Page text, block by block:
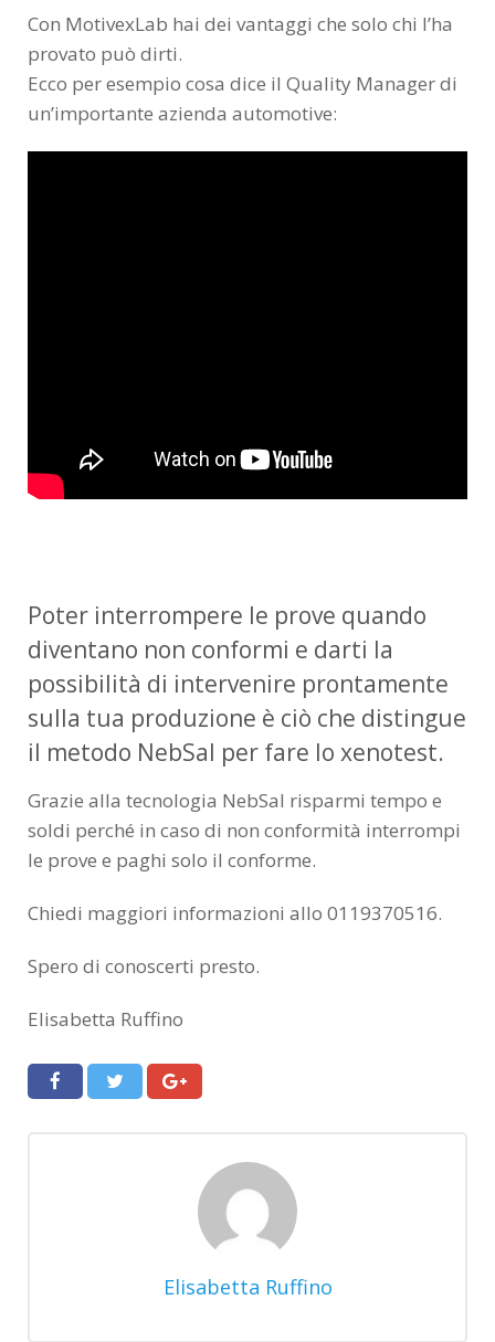
Con MotivexLab hai dei vantaggi che solo chi l’ha
provato può dirti.
Ecco per esempio cosa dice il Quality Manager di
un’importante azienda automotive:
Poter interrompere le prove quando
diventano non conformi e darti la
possibilità di intervenire prontamente
sulla tua produzione è ciò che distingue
il metodo NebSal per fare lo xenotest.
Grazie alla tecnologia NebSal risparmi tempo e
soldi perché in caso di non conformità interrompi
le prove e paghi solo il conforme.
Chiedi maggiori informazioni allo 0119370516.
Spero di conoscerti presto.
Elisabetta Ruffino
Elisabetta Ruffino